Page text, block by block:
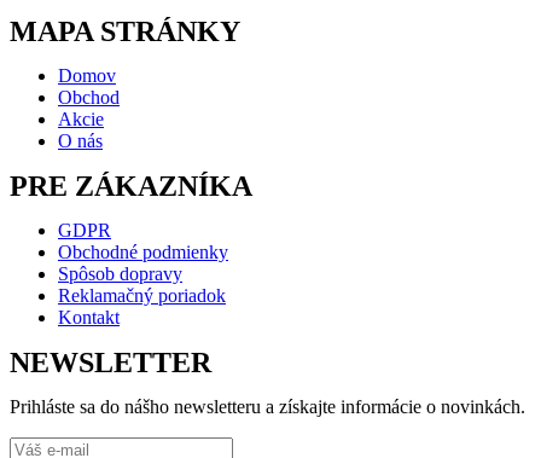
MAPA STRÁNKY
Domov
Obchod
Akcie
O nás
PRE ZÁKAZNÍKA
GDPR
Obchodné podmienky
Spôsob dopravy
Reklamačný poriadok
Kontakt
NEWSLETTER
Prihláste sa do nášho newsletteru a získajte informácie o novinkách.